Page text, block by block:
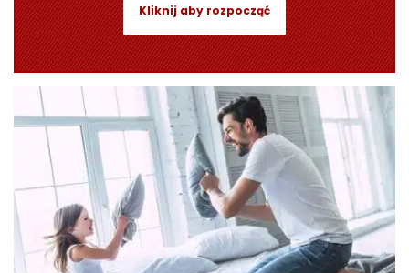
Kliknij aby rozpocząć